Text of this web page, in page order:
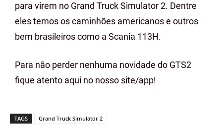
para virem no Grand Truck Simulator 2. Dentre
eles temos os caminhões americanos e outros
bem brasileiros como a Scania 113H.
Para não perder nenhuma novidade do GTS2
fique atento aqui no nosso site/app!
TAGS Grand Truck Simulator 2